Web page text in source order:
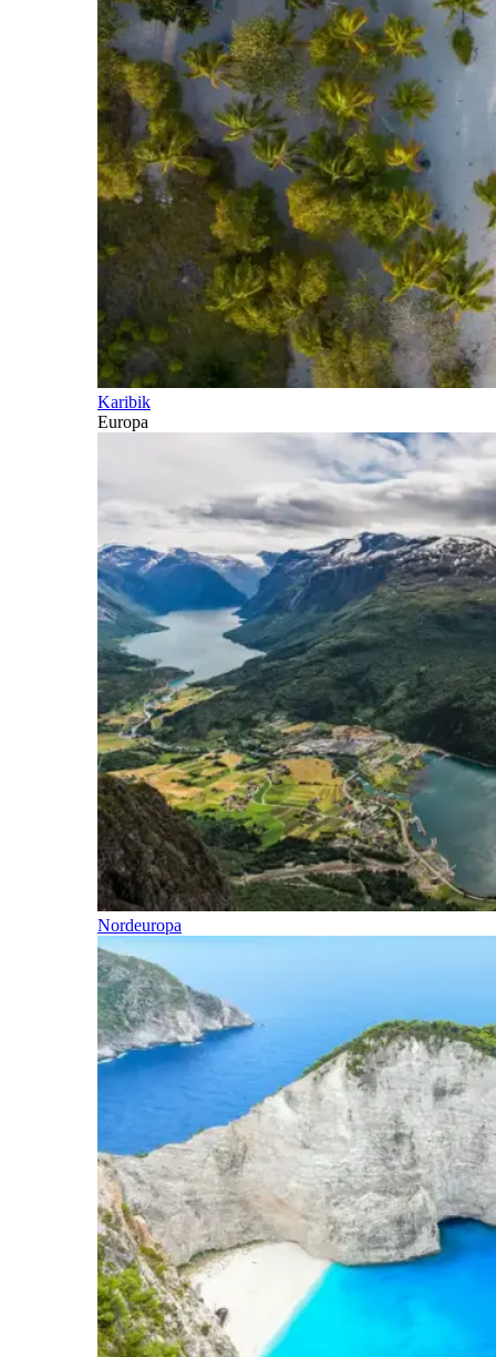
Karibik
Europa
Nordeuropa